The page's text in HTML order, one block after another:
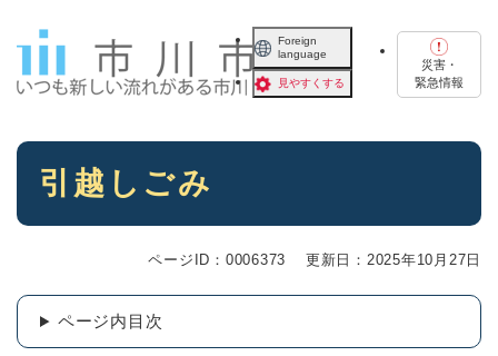
Foreign
language
見やすくする
災害・
緊急情報
本
引越しごみ
ページID：0006373 更新日：2025年10月27日
ページ内目次